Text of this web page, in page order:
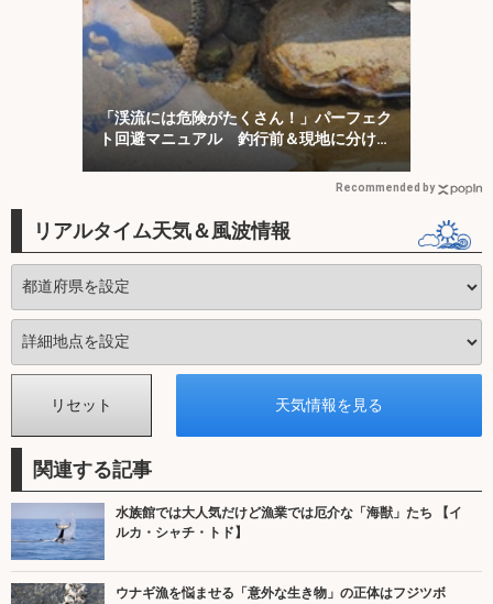
「渓流には危険がたくさん！」パーフェク
ト回避マニュアル 釣行前＆現地に分けて
Recommended by
リアルタイム天気＆風波情報
関連する記事
水族館では大人気だけど漁業では厄介な「海獣」たち 【イ
ルカ・シャチ・トド】
ウナギ漁を悩ませる「意外な生き物」の正体はフジツボ